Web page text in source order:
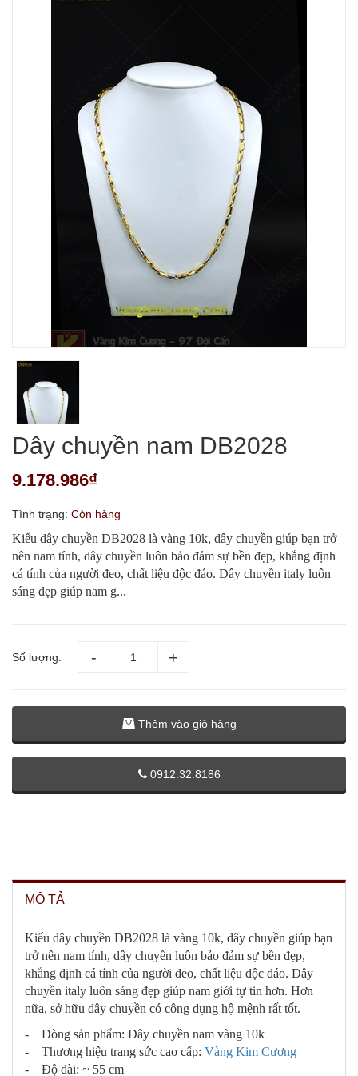
Dây chuyền nam DB2028
9.178.986₫
Tình trạng: Còn hàng
Kiểu dây chuyền DB2028 là vàng 10k, dây chuyền giúp bạn trở
nên nam tính, dây chuyền luôn bảo đảm sự bền đẹp, khẳng định
cá tính của người đeo, chất liệu độc đáo. Dây chuyền italy luôn
sáng đẹp giúp nam g...
Số lượng:
Thêm vào giỏ hàng
0912.32.8186
MÔ TẢ
Kiểu dây chuyền DB2028 là vàng 10k, dây chuyền giúp bạn
trở nên nam tính, dây chuyền luôn bảo đảm sự bền đẹp,
khẳng định cá tính của người đeo, chất liệu độc đáo. Dây
chuyền italy luôn sáng đẹp giúp nam giới tự tin hơn. Hơn
nữa, sở hữu dây chuyền có công dụng hộ mệnh rất tốt.
- Dòng sản phẩm: Dây chuyền nam vàng 10k
- Thương hiệu trang sức cao cấp: Vàng Kim Cương
- Độ dài: ~ 55 cm